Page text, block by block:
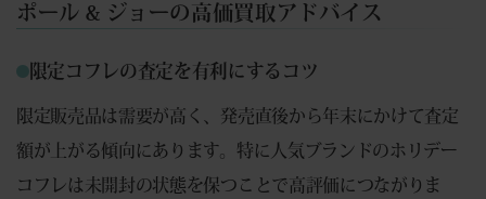
ポール & ジョーの高価買取アドバイス
限定コフレの査定を有利にするコツ
限定販売品は需要が高く、発売直後から年末にかけて査定
額が上がる傾向にあります。特に人気ブランドのホリデー
コフレは未開封の状態を保つことで高評価につながりま